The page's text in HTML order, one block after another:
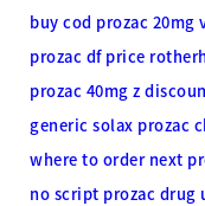
buy cod prozac 20mg
prozac df price
prozac 40mg z
generic solax prozac
where to order next
no script prozac drug